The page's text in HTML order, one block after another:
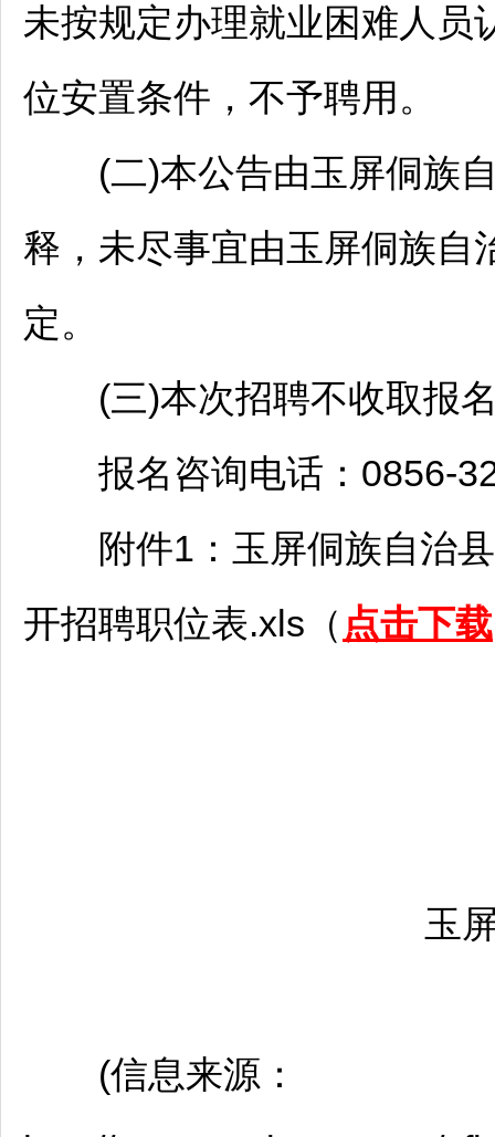
未按规定办理就业困难人员
位安置条件，不予聘用。
(二)本公告由玉屏侗族
释，未尽事宜由玉屏侗族自
定。
(三)本次招聘不收取报
报名咨询电话：0856-
附件1： 玉屏侗族自治
开招聘职位表.xls（ 点击下载
玉
(信息来源：